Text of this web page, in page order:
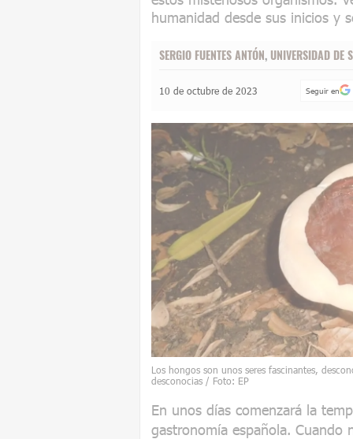
humanidad desde sus inicios y
SERGIO FUENTES ANTÓN, UNIVERSIDAD DE
10 de octubre de 2023 Seguir en
Los hongos son unos seres fascinantes,
desconocias / Foto: EP
En unos días comenzará la
gastronomía española. Cuando